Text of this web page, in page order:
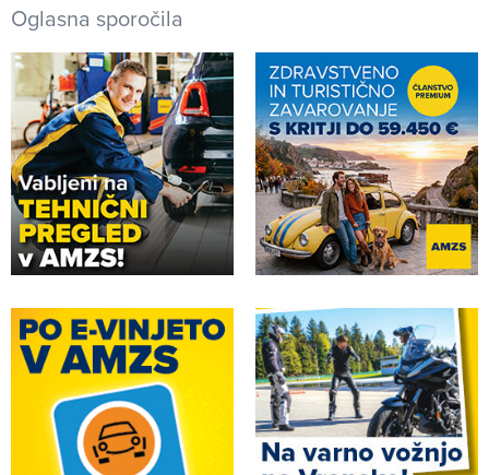
Oglasna sporočila